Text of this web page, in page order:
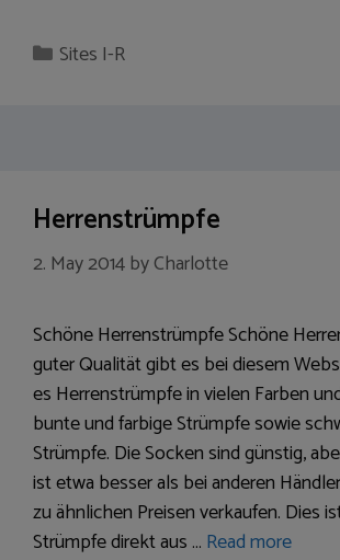
Categories
Sites I-R
Herrenstrümpfe
2. May 2014byCharlotte
Schöne Herrenstrümpfe Schöne
guter Qualität gibt es bei diesem
es Herrenstrümpfe in vielen Farben
bunte und farbige Strümpfe sowie
Strümpfe. Die Socken sind günstig,
ist etwa besser als bei anderen
zu ähnlichen Preisen verkaufen. Dies
Strümpfe direkt aus … Read more